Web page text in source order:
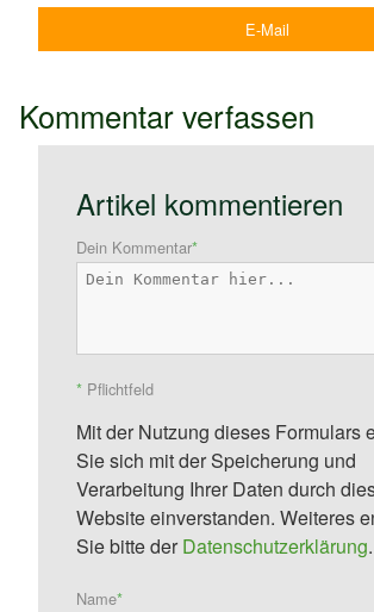
E-Mail
Kommentar verfassen
Artikel kommentieren
Dein Kommentar*
* Pflichtfeld
Mit der Nutzung dieses Formulars
Sie sich mit der Speicherung und
Verarbeitung Ihrer Daten durch
Website einverstanden. Weiteres
Sie bitte der Datenschutzerklärung.
Name*